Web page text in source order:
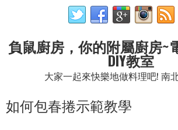
負鼠廚房，你的附屬廚房~
DIY教室
大家一起來快樂地做料理吧! 南
如何包春捲示範教學